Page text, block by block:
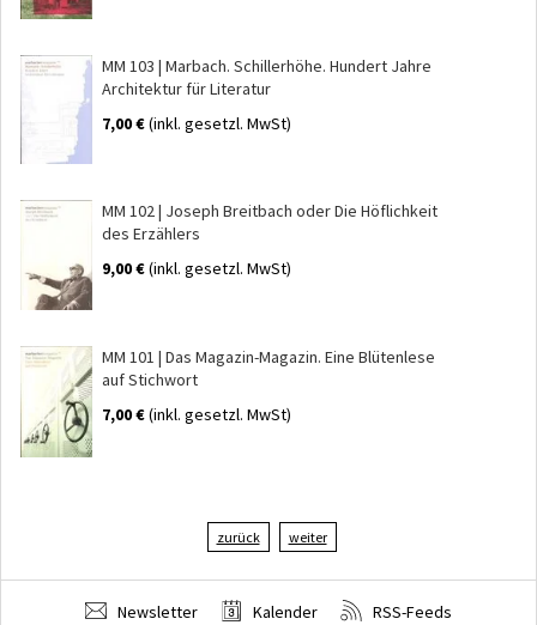
MM 103 | Marbach. Schillerhöhe. Hundert Jahre
Architektur für Literatur
7,00 €(inkl. gesetzl. MwSt)
MM 102 | Joseph Breitbach oder Die Höflichkeit
des Erzählers
9,00 €(inkl. gesetzl. MwSt)
MM 101 | Das Magazin-Magazin. Eine Blütenlese
auf Stichwort
7,00 €(inkl. gesetzl. MwSt)
zurück weiter
Newsletter Kalender RSS-Feeds